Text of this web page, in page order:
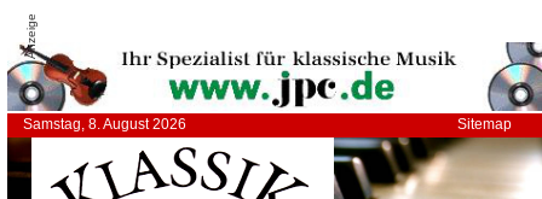
Anzeige
Samstag, 8. August 2026 Sitemap